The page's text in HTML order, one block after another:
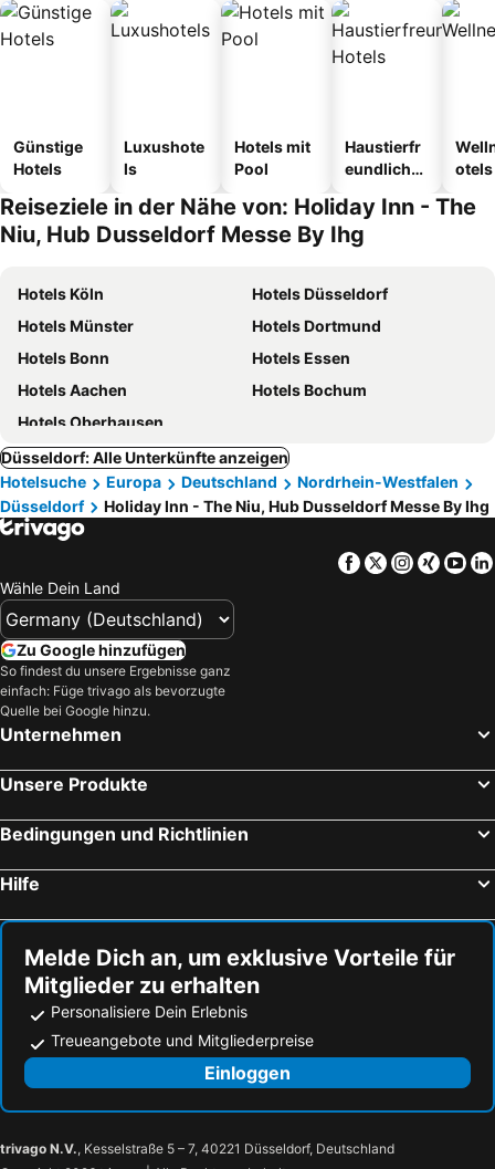
Günstige
Hotels
Luxushote
ls
Hotels mit
Pool
Haustierfr
eundliche
otels
Reiseziele in der Nähe von: Holiday Inn - The
Niu, Hub Dusseldorf Messe By Ihg
Hotels Köln
Hotels Düsseldorf
Hotels Münster
Hotels Dortmund
Hotels Bonn
Hotels Essen
Hotels Aachen
Hotels Bochum
Hotels Oberhausen
Düsseldorf: Alle Unterkünfte anzeigen
Hotelsuche
Europa Deutschland
Nordrhein-Westfalen
Düsseldorf
Holiday Inn - The Niu, Hub Dusseldorf Messe By Ihg
Facebook
TwitterXing
Wähle Dein Land
Zu Google hinzufügen
So findest du unsere Ergebnisse ganz
einfach: Füge trivago als bevorzugte
Quelle bei Google hinzu.
Unternehmen
Unsere Produkte
Bedingungen und Richtlinien
Hilfe
Melde Dich an, um exklusive Vorteile für
Mitglieder zu erhalten
Personalisiere Dein Erlebnis
Treueangebote und Mitgliederpreise
Einloggen
trivago N.V., Kesselstraße 5 – 7, 40221 Düsseldorf, Deutschland